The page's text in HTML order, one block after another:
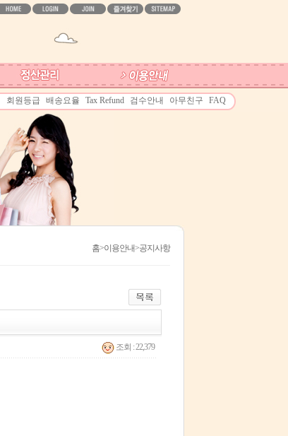
회원등급 배송요율 Tax Refund 검수안내 아무친구 FAQ
홈>이용안내>공지사항
조회 : 22,379